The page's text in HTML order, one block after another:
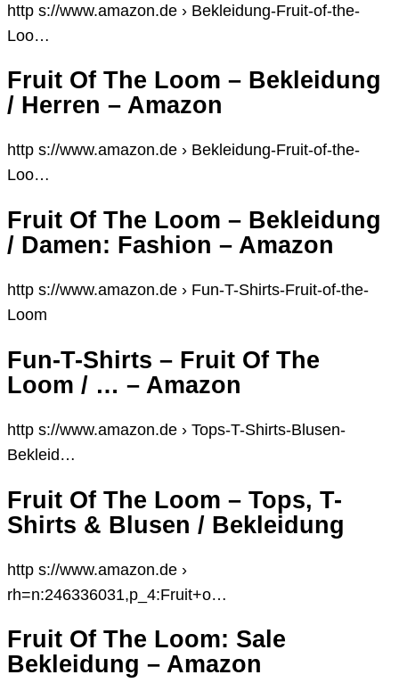
http s://www.amazon.de › Bekleidung-Fruit-of-the-
Loo…
Fruit Of The Loom – Bekleidung
/ Herren – Amazon
http s://www.amazon.de › Bekleidung-Fruit-of-the-
Loo…
Fruit Of The Loom – Bekleidung
/ Damen: Fashion – Amazon
http s://www.amazon.de › Fun-T-Shirts-Fruit-of-the-
Loom
Fun-T-Shirts – Fruit Of The
Loom / … – Amazon
http s://www.amazon.de › Tops-T-Shirts-Blusen-
Bekleid…
Fruit Of The Loom – Tops, T-
Shirts & Blusen / Bekleidung
http s://www.amazon.de ›
rh=n:246336031,p_4:Fruit+o…
Fruit Of The Loom: Sale
Bekleidung – Amazon